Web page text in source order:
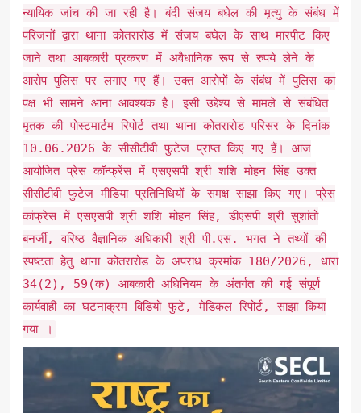
न्यायिक जांच की जा रही है। बंदी संजय बघेल की मृत्यु के संबंध में
परिजनों द्वारा थाना कोतरारोड में संजय बघेल के साथ मारपीट किए
जाने तथा आबकारी प्रकरण में अवैधानिक रूप से रुपये लेने के
आरोप पुलिस पर लगाए गए हैं। उक्त आरोपों के संबंध में पुलिस का
पक्ष भी सामने आना आवश्यक है। इसी उद्देश्य से मामले से संबंधित
मृतक की पोस्टमार्टम रिपोर्ट तथा थाना कोतरारोड परिसर के दिनांक
10.06.2026 के सीसीटीवी फुटेज प्राप्त किए गए हैं। आज
आयोजित प्रेस कॉन्फ्रेंस में एसएसपी श्री शशि मोहन सिंह उक्त
सीसीटीवी फुटेज मीडिया प्रतिनिधियों के समक्ष साझा किए गए। प्रेस
कांफ्रेस में एसएसपी श्री शशि मोहन सिंह, डीएसपी श्री सुशांतो
बनर्जी, वरिष्ठ वैज्ञानिक अधिकारी श्री पी.एस. भगत ने तथ्यों की
स्पष्टता हेतु थाना कोतरारोड के अपराध क्रमांक 180/2026, धारा
34(2), 59(क) आबकारी अधिनियम के अंतर्गत की गई संपूर्ण
कार्यवाही का घटनाक्रम विडियो फुटे, मेडिकल रिपोर्ट, साझा किया
गया ।